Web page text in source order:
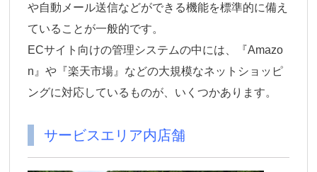
や自動メール送信などができる機能を標準的に備え
ていることが一般的です。
ECサイト向けの管理システムの中には、『Amazo
n』や『楽天市場』などの大規模なネットショッピ
ングに対応しているものが、いくつかあります。
サービスエリア内店舗